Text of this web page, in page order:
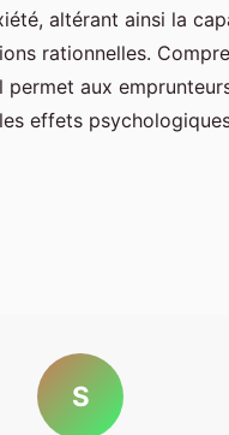
altérant ainsi la
rationnelles.
aux
effets
S